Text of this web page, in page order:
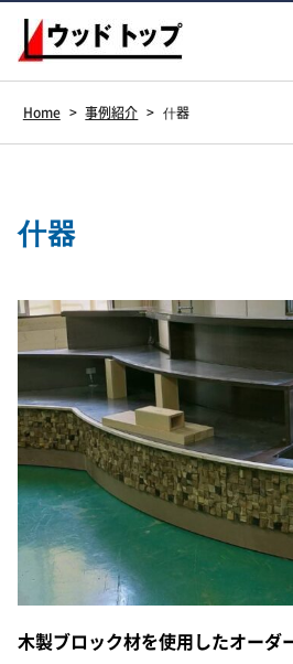
Home > 事例紹介 > 什器
什器
木製ブロック材を使用したオーダ